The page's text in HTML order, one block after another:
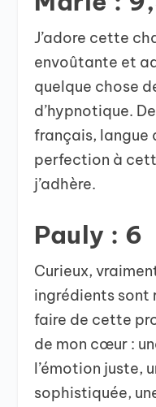
J’adore cette
envoûtante et
quelque chose
d’hypnotique.
français, langue
perfection à
j’adhère.
Pauly : 6
Curieux,
ingrédients sont
faire de cette
de mon cœur :
l’émotion juste,
sophistiquée,